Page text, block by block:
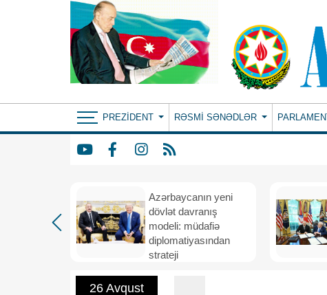
PREZIDENT RƏSMI SƏNƏDLƏR
Azərbaycanın yeni
dövlət davranış
modeli: müdafiə
diplomatiyasından
strateji
26 Avqust